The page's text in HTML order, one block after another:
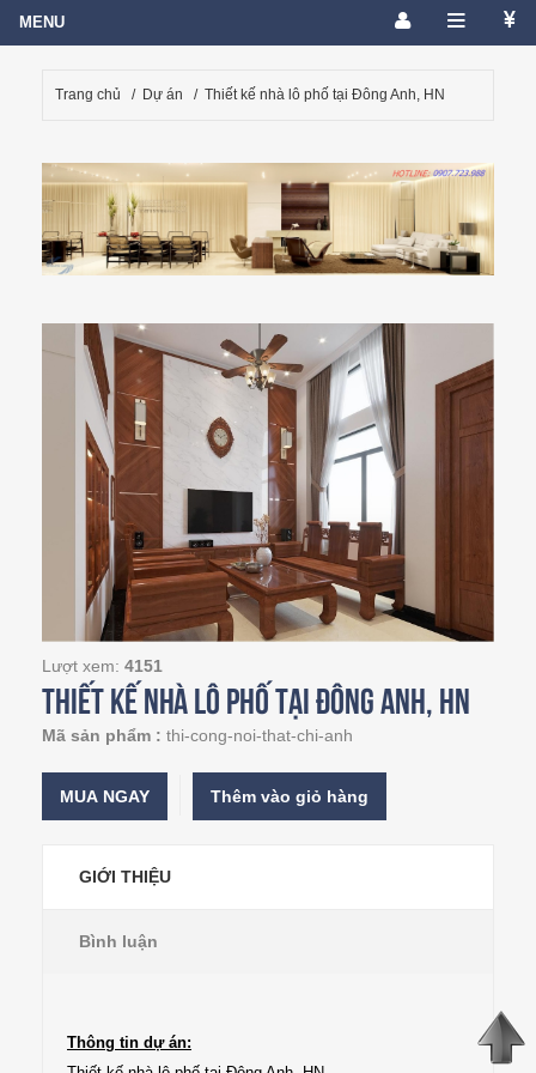
Trang chủ / Dự án / Thiết kế nhà lô phố tại Đông Anh, HN
Lượt xem: 4151
Thiết kế nhà lô phố tại Đông Anh, HN
Mã sản phẩm : thi-cong-noi-that-chi-anh
MUA NGAY
GIỚI THIỆU
Bình luận
Thông tin dự án: